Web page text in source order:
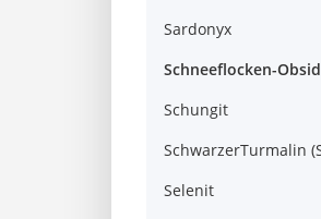
Sardonyx
Schneeflocken-
Schungit
SchwarzerTurmalin
Selenit